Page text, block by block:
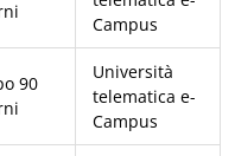
Campus
90
Università
telematica e-
Campus